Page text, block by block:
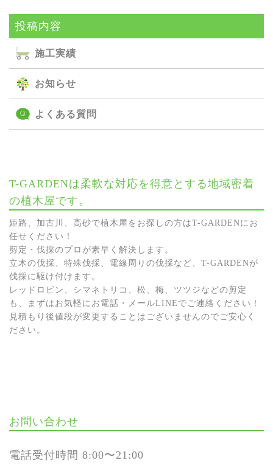
投稿内容
施⼯実績
お知らせ
よくある質問
T-GARDENは柔軟な対応を得意とする地域密着
の植木屋です。
姫路、加古川、高砂で植木屋をお探しの方はT-GARDENにお
任せください！
剪定・伐採のプロが素早く解決します。
立木の伐採、特殊伐採、電線周りの伐採など、T-GARDENが
伐採に駆け付けます。
レッドロビン、シマネトリコ、松、梅、ツツジなどの剪定
も、まずはお気軽にお電話・メールLINEでご連絡ください！
見積もり後値段が変更することはございませんのでご安心く
ださい。
お問い合わせ
電話受付時間 8:00〜21:00